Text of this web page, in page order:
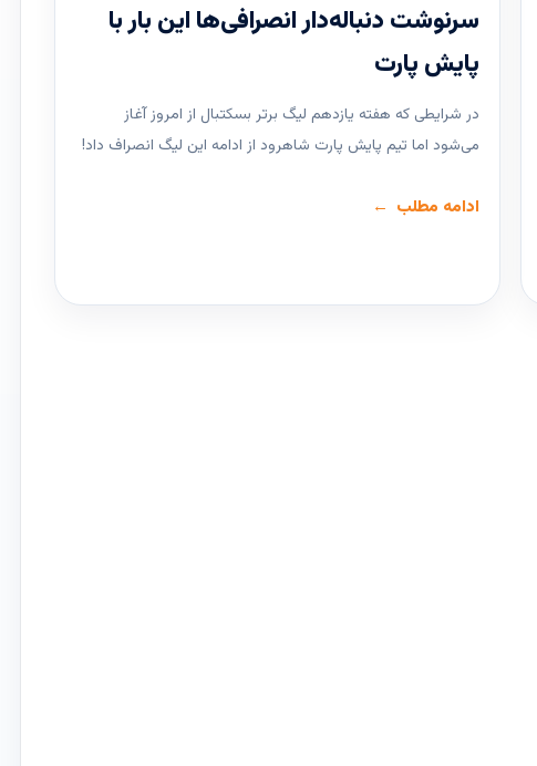
سرنوشت دنباله‌دار انصرافی‌ها این بار با
پایش پارت
در شرایطی که هفته یازدهم لیگ ‌برتر بسکتبال از امروز آغاز
می‌شود اما تیم پایش پارت شاهرود از ادامه این لیگ انصراف داد!
ادامه مطلب